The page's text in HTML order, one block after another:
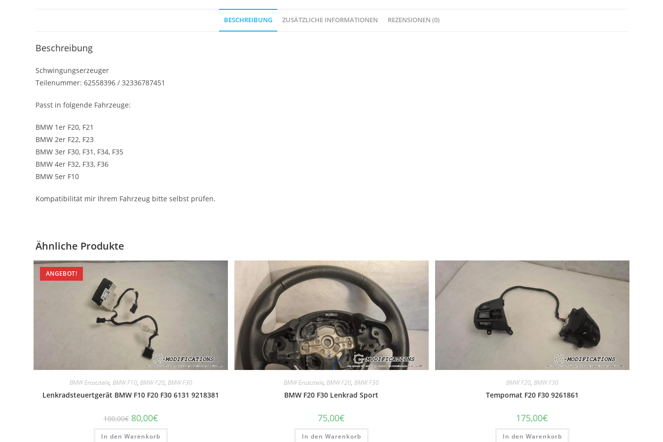
BESCHREIBUNG ZUSÄTZLICHE INFORMATIONEN REZENSIONEN (0)
Beschreibung
Schwingungserzeuger
Teilenummer: 62558396 / 32336787451
Passt in folgende Fahrzeuge:
BMW 1er F20, F21
BMW 2er F22, F23
BMW 3er F30, F31, F34, F35
BMW 4er F32, F33, F36
BMW 5er F10
Kompatibilität mir Ihrem Fahrzeug bitte selbst prüfen.
Ähnliche Produkte
ANGEBOT!
BMW Ersatzteile, BMW F10, BMW F20, BMW F30
Lenkradsteuertgerät BMW F10 F20 F30 6131 9218381
100,00€ Ursprünglicher
Preis
war:
100,00€
80,00€Aktueller
Preis
ist:
80,00€.
In den Warenkorb
BMW Ersatzteile,BMW F20,BMW F30
BMW F20 F30 Lenkrad Sport
75,00€
In den Warenkorb
BMW F20, BMW F30
Tempomat F20 F30 9261861
175,00€
In den Warenkorb